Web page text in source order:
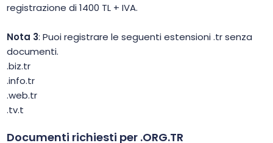
registrazione di 1400 TL + IVA.
Nota 3: Puoi registrare le seguenti estensioni .tr senza
documenti.
.biz.tr
.info.tr
.web.tr
.tv.t
Documenti richiesti per .ORG.TR